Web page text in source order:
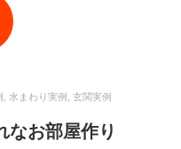
水まわり実例 玄関実例
なお部屋作り